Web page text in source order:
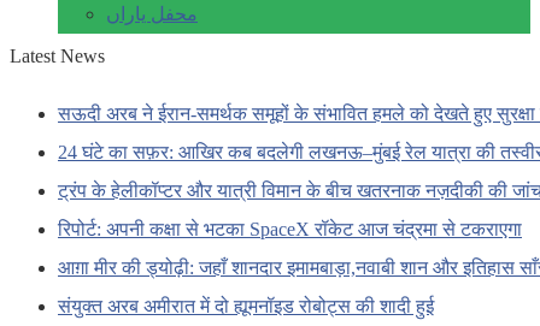
محفل یاراں
Latest News
सऊदी अरब ने ईरान-समर्थक समूहों के संभावित हमले को देखते हुए सुरक्षा
24 घंटे का सफ़र: आखिर कब बदलेगी लखनऊ–मुंबई रेल यात्रा की
ट्रंप के हेलीकॉप्टर और यात्री विमान के बीच खतरनाक नज़दीकी की
रिपोर्ट: अपनी कक्षा से भटका SpaceX रॉकेट आज चंद्रमा से टकराएगा
आग़ा मीर की ड्योढ़ी: जहाँ शानदार इमामबाड़ा,नवाबी शान और इतिहास
संयुक्त अरब अमीरात में दो ह्यूमनॉइड रोबोट्स की शादी हुई